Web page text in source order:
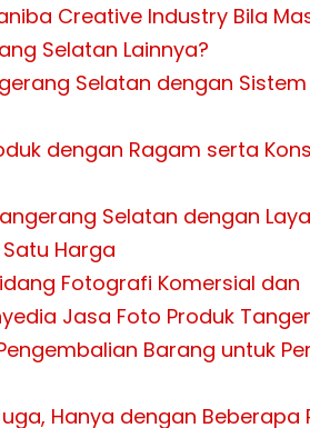
Creative Industry Bila
Selatan Lainnya?
Selatan dengan
dengan Ragam serta
Selatan dengan
Harga
Fotografi Komersial dan
Jasa Foto Produk
Barang untuk
Hanya dengan Beberapa